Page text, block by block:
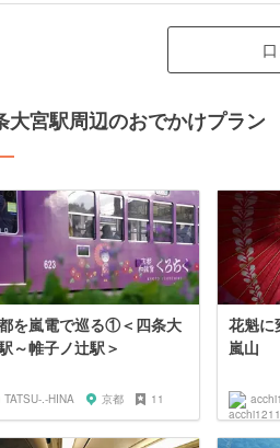
大宮駅周辺のおでかけプラン
を嵐電で巡る①＜四条大
～帷子ノ辻駅＞
TATSU-.-HINA 京都 11
花魁
嵐山